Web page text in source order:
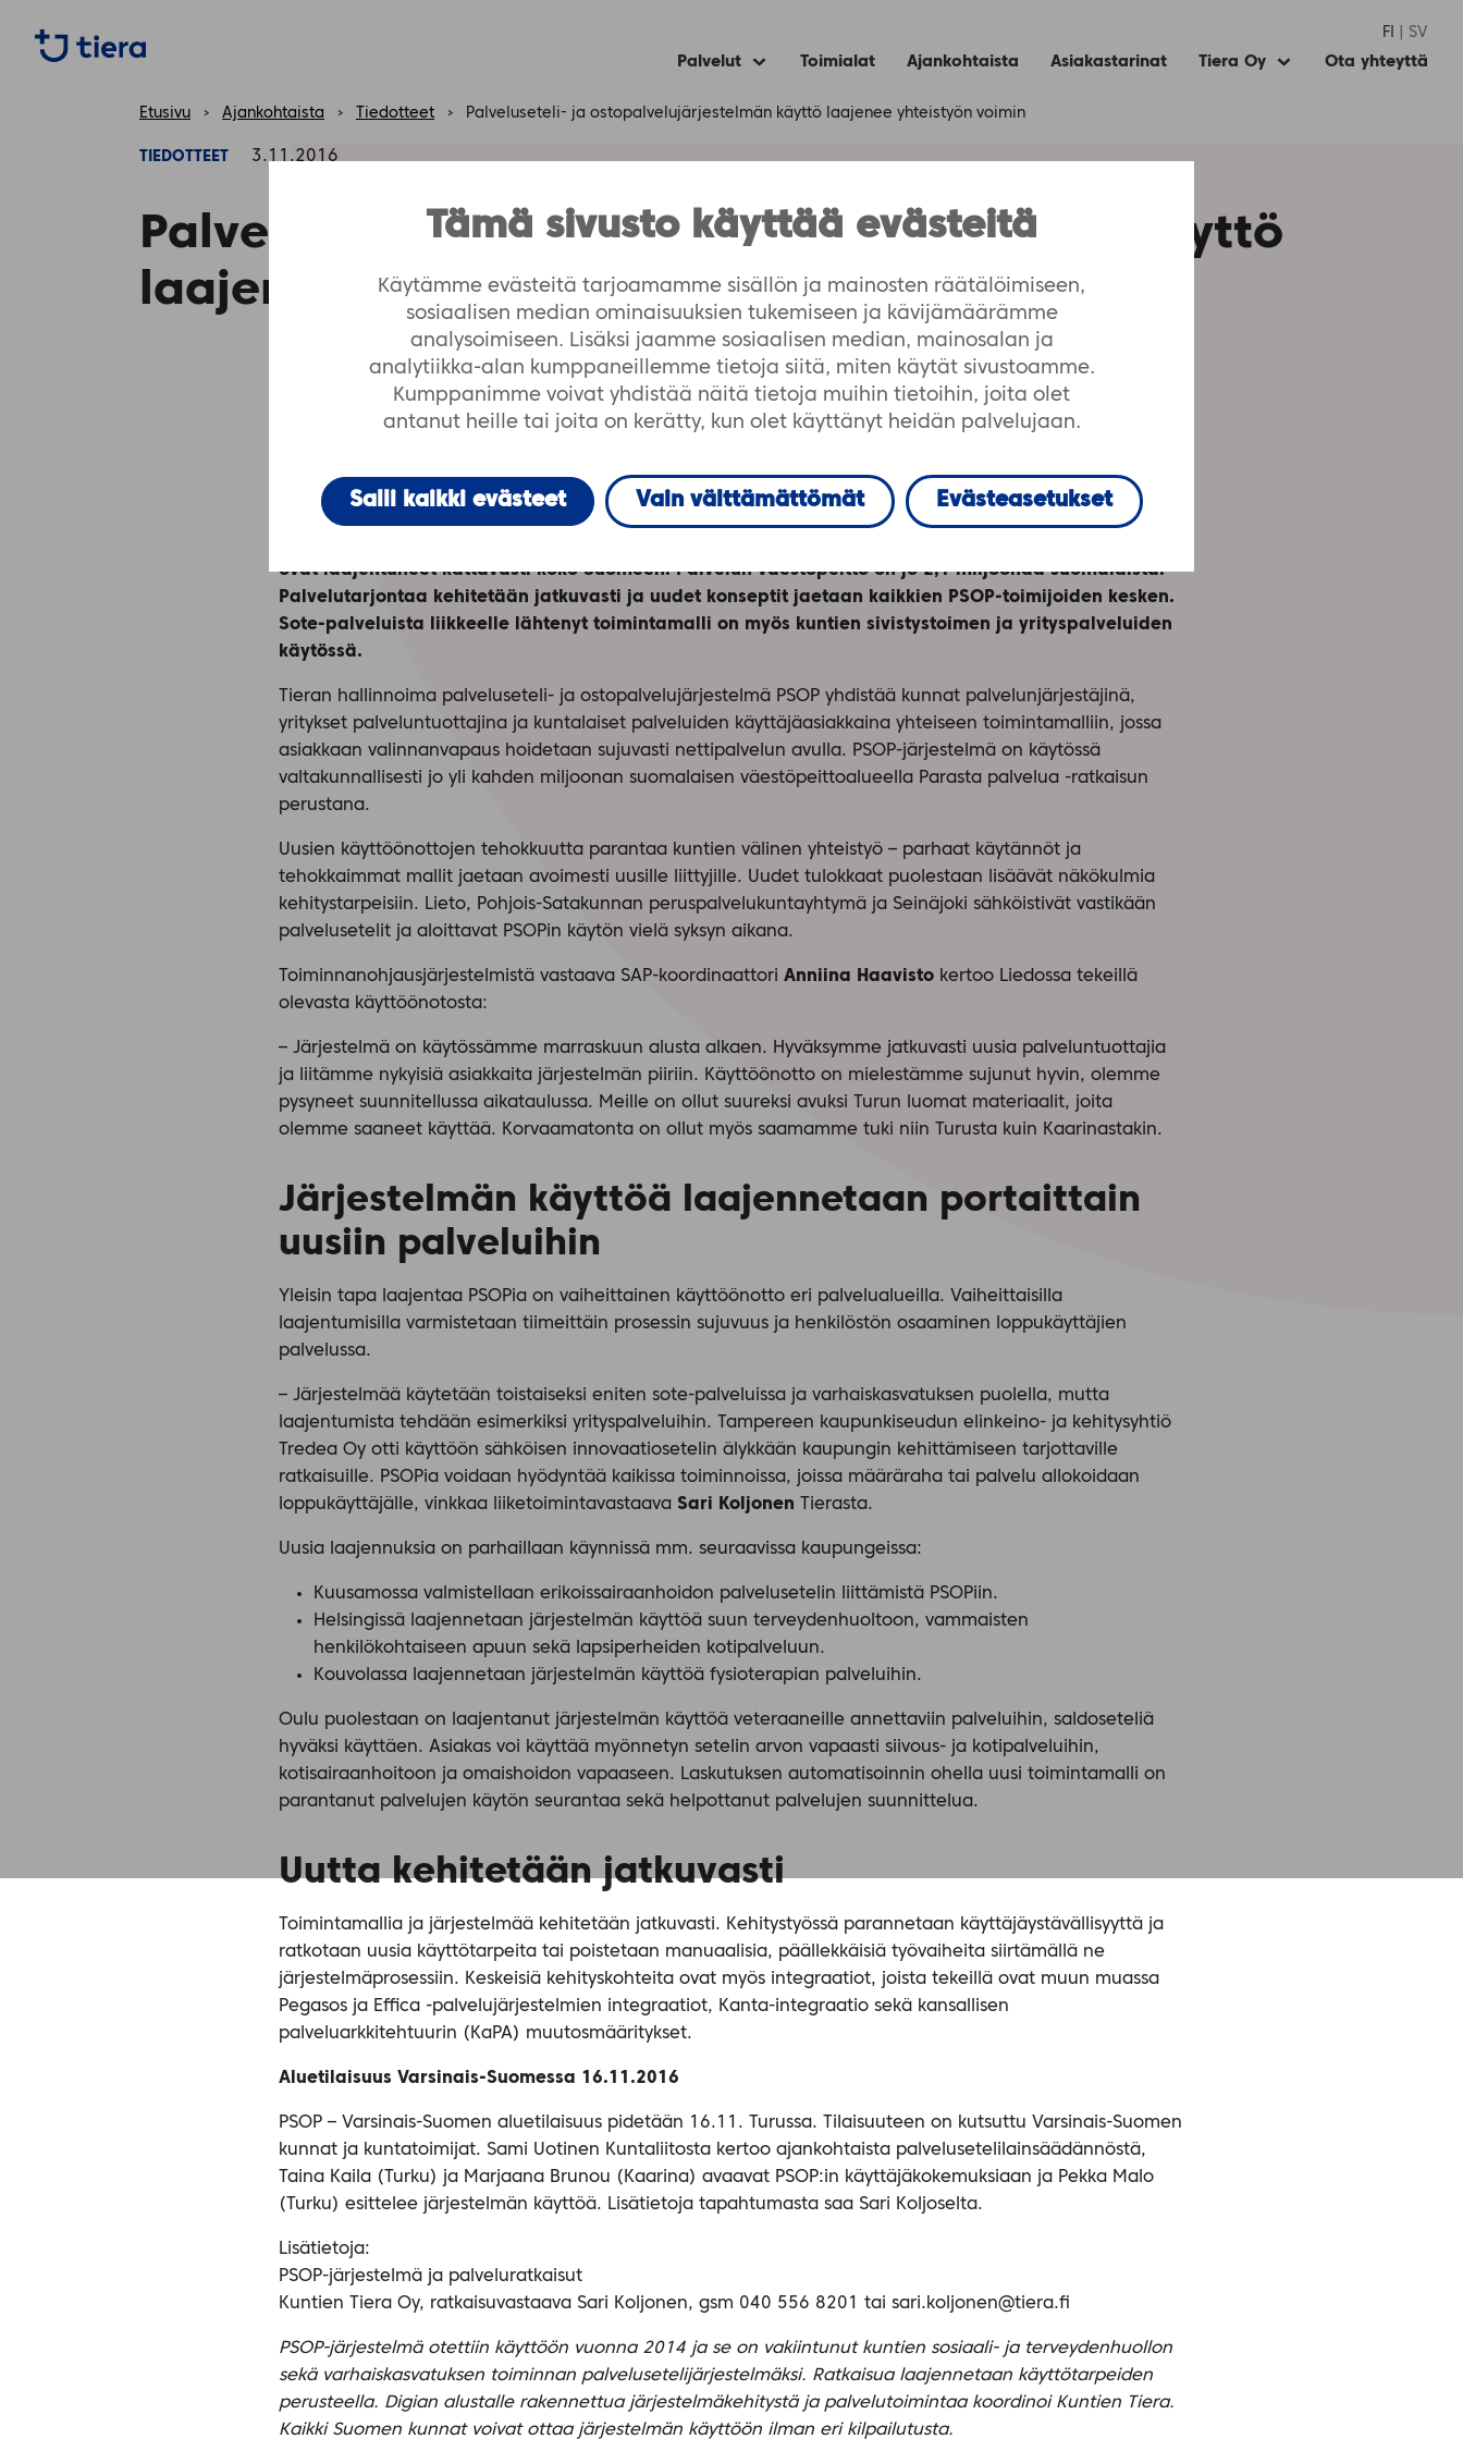
Tämä sivusto käyttää evästeitä
Käytämme evästeitä tarjoamamme sisällön ja mainosten räätälöimiseen,
sosiaalisen median ominaisuuksien tukemiseen ja kävijämäärämme
analysoimiseen. Lisäksi jaamme sosiaalisen median, mainosalan ja
analytiikka-alan kumppaneillemme tietoja siitä, miten käytät sivustoamme.
Kumppanimme voivat yhdistää näitä tietoja muihin tietoihin, joita olet
antanut heille tai joita on kerätty, kun olet käyttänyt heidän palvelujaan.
Salli kaikki evästeet Vain välttämättömät Evästeasetukset
https://tiera.fi/name FI SV
Palvelut
Expand
menu
Toimialat Ajankohtaista Asiakastarinat Tiera Oy
ExpandOta yhteyttä
Etusivu › Ajankohtaista › Tiedotteet › Palveluseteli- ja ostopalvelujärjestelmän käyttö laajenee yhteistyön voimin
TIEDOTTEET 3.11.2016
Palveluseteli- ja ostopalvelujärjestelmän käyttö
laajenee yhteistyön voimin
Kuntien Tieran hallinnoima PSOP-järjestelmä toimii jo yli kahden miljoonan väestöpeitolla
ovat laajentuneet kattavasti koko Suomeen. Palvelun väestöpeitto on jo 2,1 miljoonaa suomalaista.
Palvelutarjontaa kehitetään jatkuvasti ja uudet konseptit jaetaan kaikkien PSOP-toimijoiden kesken.
Sote-palveluista liikkeelle lähtenyt toimintamalli on myös kuntien sivistystoimen ja yrityspalveluiden
käytössä.
Tieran hallinnoima palveluseteli- ja ostopalvelujärjestelmä PSOP yhdistää kunnat palvelunjärjestäjinä,
yritykset palveluntuottajina ja kuntalaiset palveluiden käyttäjäasiakkaina yhteiseen toimintamalliin, jossa
asiakkaan valinnanvapaus hoidetaan sujuvasti nettipalvelun avulla. PSOP-järjestelmä on käytössä
valtakunnallisesti jo yli kahden miljoonan suomalaisen väestöpeittoalueella Parasta palvelua -ratkaisun
perustana.
Uusien käyttöönottojen tehokkuutta parantaa kuntien välinen yhteistyö – parhaat käytännöt ja
tehokkaimmat mallit jaetaan avoimesti uusille liittyjille. Uudet tulokkaat puolestaan lisäävät näkökulmia
kehitystarpeisiin. Lieto, Pohjois-Satakunnan peruspalvelukuntayhtymä ja Seinäjoki sähköistivät vastikään
palvelusetelit ja aloittavat PSOPin käytön vielä syksyn aikana.
Toiminnanohjausjärjestelmistä vastaava SAP-koordinaattori Anniina Haavisto kertoo Liedossa tekeillä
olevasta käyttöönotosta:
– Järjestelmä on käytössämme marraskuun alusta alkaen. Hyväksymme jatkuvasti uusia palveluntuottajia
ja liitämme nykyisiä asiakkaita järjestelmän piiriin. Käyttöönotto on mielestämme sujunut hyvin, olemme
pysyneet suunnitellussa aikataulussa. Meille on ollut suureksi avuksi Turun luomat materiaalit, joita
olemme saaneet käyttää. Korvaamatonta on ollut myös saamamme tuki niin Turusta kuin Kaarinastakin.
Järjestelmän käyttöä laajennetaan portaittain
uusiin palveluihin
Yleisin tapa laajentaa PSOPia on vaiheittainen käyttöönotto eri palvelualueilla. Vaiheittaisilla
laajentumisilla varmistetaan tiimeittäin prosessin sujuvuus ja henkilöstön osaaminen loppukäyttäjien
palvelussa.
– Järjestelmää käytetään toistaiseksi eniten sote-palveluissa ja varhaiskasvatuksen puolella, mutta
laajentumista tehdään esimerkiksi yrityspalveluihin. Tampereen kaupunkiseudun elinkeino- ja kehitysyhtiö
Tredea Oy otti käyttöön sähköisen innovaatiosetelin älykkään kaupungin kehittämiseen tarjottaville
ratkaisuille. PSOPia voidaan hyödyntää kaikissa toiminnoissa, joissa määräraha tai palvelu allokoidaan
loppukäyttäjälle, vinkkaa liiketoimintavastaava Sari Koljonen Tierasta.
Uusia laajennuksia on parhaillaan käynnissä mm. seuraavissa kaupungeissa:
Kuusamossa valmistellaan erikoissairaanhoidon palvelusetelin liittämistä PSOPiin.
Helsingissä laajennetaan järjestelmän käyttöä suun terveydenhuoltoon, vammaisten
henkilökohtaiseen apuun sekä lapsiperheiden kotipalveluun.
Kouvolassa laajennetaan järjestelmän käyttöä fysioterapian palveluihin.
Oulu puolestaan on laajentanut järjestelmän käyttöä veteraaneille annettaviin palveluihin, saldoseteliä
hyväksi käyttäen. Asiakas voi käyttää myönnetyn setelin arvon vapaasti siivous- ja kotipalveluihin,
kotisairaanhoitoon ja omaishoidon vapaaseen. Laskutuksen automatisoinnin ohella uusi toimintamalli on
parantanut palvelujen käytön seurantaa sekä helpottanut palvelujen suunnittelua.
Uutta kehitetään jatkuvasti
Toimintamallia ja järjestelmää kehitetään jatkuvasti. Kehitystyössä parannetaan käyttäjäystävällisyyttä ja
ratkotaan uusia käyttötarpeita tai poistetaan manuaalisia, päällekkäisiä työvaiheita siirtämällä ne
järjestelmäprosessiin. Keskeisiä kehityskohteita ovat myös integraatiot, joista tekeillä ovat muun muassa
Pegasos ja Effica -palvelujärjestelmien integraatiot, Kanta-integraatio sekä kansallisen
palveluarkkitehtuurin (KaPA) muutosmääritykset.
Aluetilaisuus Varsinais-Suomessa 16.11.2016
PSOP – Varsinais-Suomen aluetilaisuus pidetään 16.11. Turussa. Tilaisuuteen on kutsuttu Varsinais-Suomen
kunnat ja kuntatoimijat. Sami Uotinen Kuntaliitosta kertoo ajankohtaista palvelusetelilainsäädännöstä,
Taina Kaila (Turku) ja Marjaana Brunou (Kaarina) avaavat PSOP:in käyttäjäkokemuksiaan ja Pekka Malo
(Turku) esittelee järjestelmän käyttöä. Lisätietoja tapahtumasta saa Sari Koljoselta.
Lisätietoja:
PSOP-järjestelmä ja palveluratkaisut
Kuntien Tiera Oy, ratkaisuvastaava Sari Koljonen, gsm 040 556 8201 tai sari.koljonen@tiera.fi
PSOP-järjestelmä otettiin käyttöön vuonna 2014 ja se on vakiintunut kuntien sosiaali- ja terveydenhuollon
sekä varhaiskasvatuksen toiminnan palvelusetelijärjestelmäksi. Ratkaisua laajennetaan käyttötarpeiden
perusteella. Digian alustalle rakennettua järjestelmäkehitystä ja palvelutoimintaa koordinoi Kuntien Tiera.
Kaikki Suomen kunnat voivat ottaa järjestelmän käyttöön ilman eri kilpailutusta.